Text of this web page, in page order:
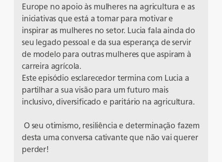
Europe no apoio às mulheres na agricultura e as
iniciativas que está a tomar para motivar e
inspirar as mulheres no setor. Lucia fala ainda do
seu legado pessoal e da sua esperança de servir
de modelo para outras mulheres que aspiram à
carreira agrícola.
Este episódio esclarecedor termina com Lucia a
partilhar a sua visão para um futuro mais
inclusivo, diversificado e paritário na agricultura.
O seu otimismo, resiliência e determinação fazem
desta uma conversa cativante que não vai querer
perder!